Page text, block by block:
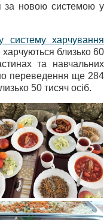
за новою системою у
систему харчування
близько 60
та навчальних
переведення ще 284
50 тисяч осіб.